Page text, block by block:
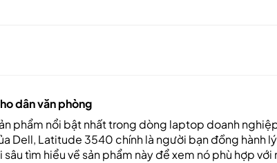
dân văn phòng
phẩm nổi bật nhất trong dòng laptop doanh
Dell, Latitude 3540 chính là người bạn đồng hành
tìm hiểu về sản phẩm này để xem nó phù hợp với